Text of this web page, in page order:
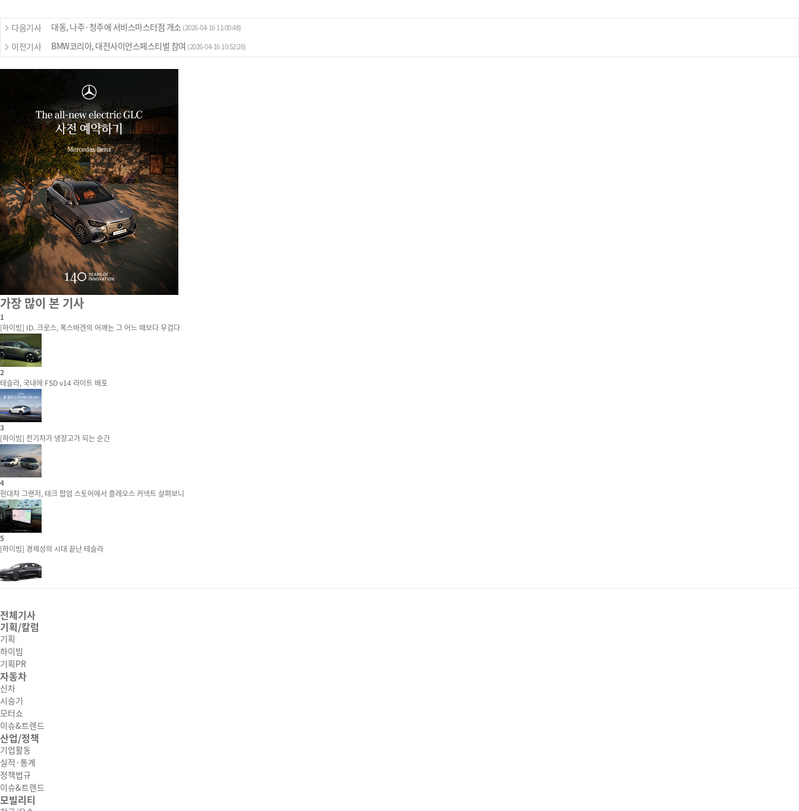
다음기사 대동, 나주·청주에 서비스마스터점 개소 (2026-04-16 11:00:48)
이전기사 BMW코리아, 대전사이언스페스티벌 참여 (2026-04-16 10:52:26)
가장 많이 본 기사
1
[하이빔] ID. 크로스, 폭스바겐의 어깨는 그 어느 때보다 무겁다
2
테슬라, 국내에 FSD v14 라이트 배포
3
[하이빔] 전기차가 냉장고가 되는 순간
4
현대차 그랜저, 테크 팝업 스토어에서 플레오스 커넥트 살펴보니
5
[하이빔] 경제성의 시대 끝난 테슬라
전체기사
기획/칼럼
기획
하이빔
기획PR
자동차
신차
시승기
모터쇼
이슈&트렌드
산업/정책
기업활동
실적·통계
정책법규
이슈&트렌드
모빌리티